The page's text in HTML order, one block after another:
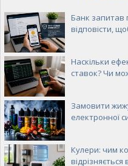
Мобільні телефони
Аксесуари для телефонів
Ремонт, прошивка
Сім-карти, тарифи, номери
Радіотелефони та
Стаціонарні телефони
Супутниковий Зв'язок
Мережі, кабельна продукція
Телекомунікаційні послуги
Устаткування
Електротехнічне
Торгівельне
Верстати
Банк запитав
відповісти,
Наскільки
ставок? Чи
Замовити
електронної
Кулери: чим
відрізняється